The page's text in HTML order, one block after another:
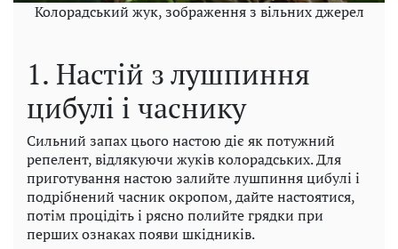
Колорадський жук, зображення з вільних джерел
1. Настій з лушпиння
цибулі і часнику
Сильний запах цього настою діє як потужний
репелент, відлякуючи жуків колорадських. Для
приготування настою залийте лушпиння цибулі і
подрібнений часник окропом, дайте настоятися,
потім процідіть і рясно полийте грядки при
перших ознаках появи шкідників.